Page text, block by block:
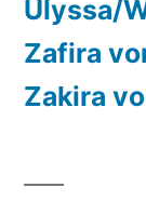
Ulyssa/
Zafira
Zakira